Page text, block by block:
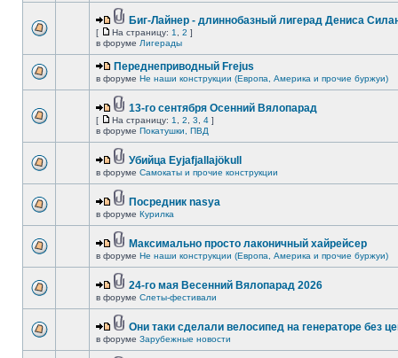
Биг-Лайнер - длиннобазный лигерад Дениса
[ На страницу: 1 2 ]
в форуме Лигерады
Переднеприводный Frejus
в форуме Не наши конструкции (Европа, Америка и прочие буржуи)
13-го сентября Осенний Вялопарад
[ На страницу: 1 2 3 4 ]
в форуме Покатушки, ПВД
Убийца Eyjafjallajökull
в форуме Самокаты и прочие конструкции
Посредник nasya
в форуме Курилка
Максимально просто лаконичный хайрейсер
в форуме Не наши конструкции (Европа, Америка и прочие буржуи)
24-го мая Весенний Вялопарад 2026
в форуме Слеты-фестивали
Они таки сделали велосипед на генераторе без
в форуме Зарубежные новости